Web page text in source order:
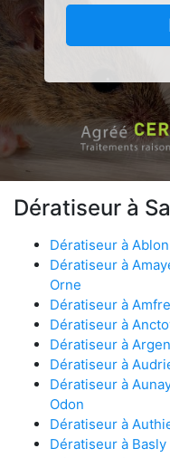
Dératiseur à
Dératiseur à Ablon
Dératiseur à
Orne
Dératiseur à
Dératiseur à
Dératiseur à
Dératiseur à
Dératiseur à
Odon
Dératiseur à
Dératiseur à Basly